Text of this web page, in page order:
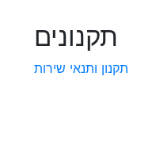
תקנונים
תקנון ותנאי שירות